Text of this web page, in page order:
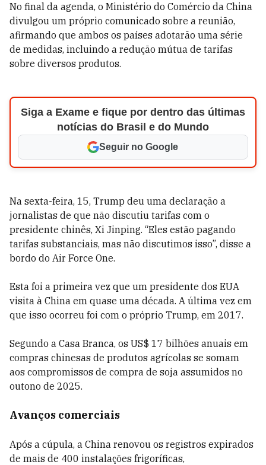
No final da agenda, o Ministério do Comércio da China
divulgou um próprio comunicado sobre a reunião,
afirmando que ambos os países adotarão uma série
de medidas, incluindo a redução mútua de tarifas
sobre diversos produtos.
Siga a Exame e fique por dentro das últimas
notícias do Brasil e do Mundo
Seguir no Google
Na sexta-feira, 15, Trump deu uma declaração a
jornalistas de que não discutiu tarifas com o
presidente chinês, Xi Jinping. “Eles estão pagando
tarifas substanciais, mas não discutimos isso”, disse a
bordo do Air Force One.
Esta foi a primeira vez que um presidente dos EUA
visita à China em quase uma década. A última vez em
que isso ocorreu foi com o próprio Trump, em 2017.
Segundo a Casa Branca, os US$ 17 bilhões anuais em
compras chinesas de produtos agrícolas se somam
aos compromissos de compra de soja assumidos no
outono de 2025.
Avanços comerciais
Após a cúpula, a China renovou os registros expirados
de mais de 400 instalações frigoríficas,